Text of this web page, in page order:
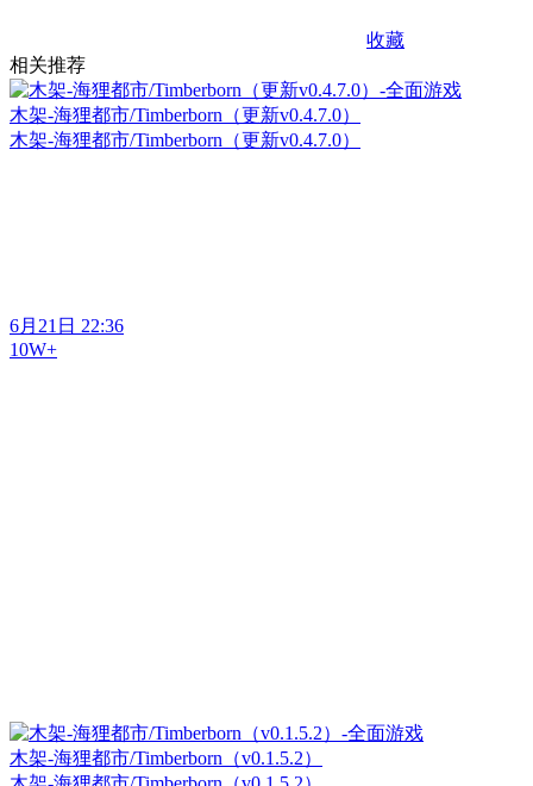
收藏
相关推荐
木架-海狸都市/Timberborn（更新v0.4.7.0）
木架-海狸都市/Timberborn（更新v0.4.7.0）
6月21日 22:36
10W+
木架-海狸都市/Timberborn（v0.1.5.2）